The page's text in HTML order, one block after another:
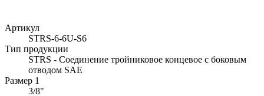
Артикул
STRS-6-6U-S6
Тип продукции
STRS - Соединение тройниковое концевое с боковым
отводом SAE
Размер 1
3/8"